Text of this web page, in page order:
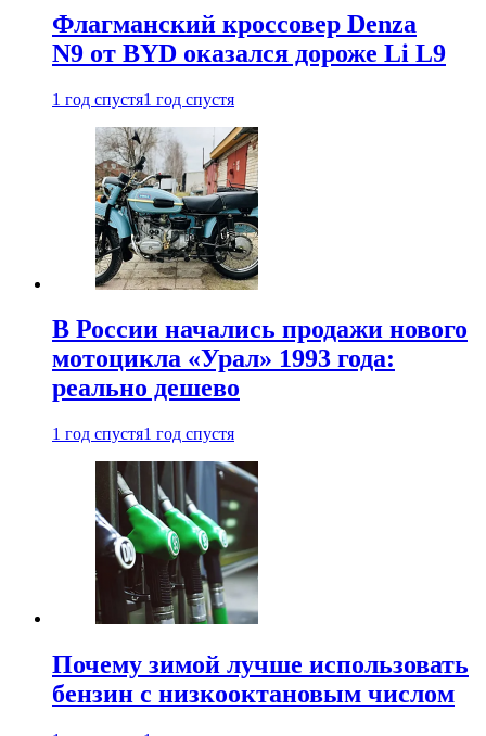
Флагманский кроссовер Denza
N9 от BYD оказался дороже Li L9
1 год спустя1 год спустя
В России начались продажи нового
мотоцикла «Урал» 1993 года:
реально дешево
1 год спустя1 год спустя
Почему зимой лучше использовать
бензин с низкооктановым числом